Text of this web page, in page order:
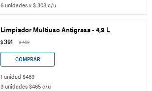
6 unidades x $ 308 c/u
Limpiador Multiuso Antigrasa - 4,9 L
$391 $489
1 unidad $489
3 unidades $465 c/u